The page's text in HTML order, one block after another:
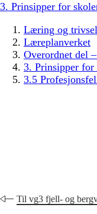
3. Prinsipper for
Læring og trivsel
Læreplanverket
Overordnet del
3. Prinsipper for
3.5
Til vg3 fjell- og